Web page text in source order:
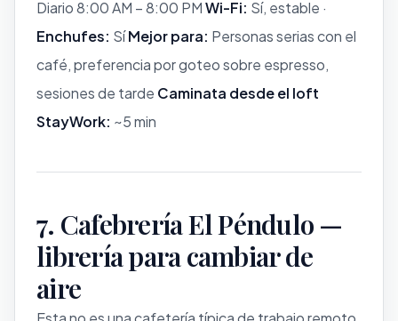
Diario 8:00 AM – 8:00 PMWi-Fi: Sí, estable ·
Enchufes: SíMejor para: Personas serias con el
café, preferencia por goteo sobre espresso,
sesiones de tarde Caminata desde el loft
StayWork: ~5 min
7. Cafebrería El Péndulo —
librería para cambiar de
aire